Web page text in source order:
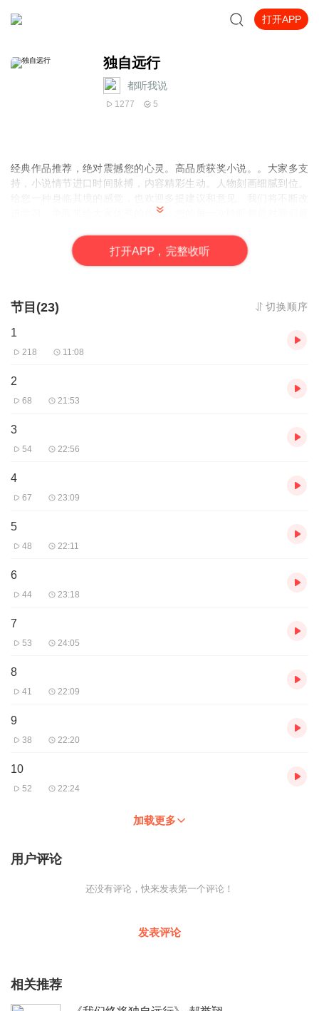
打开APP
独自远行
都听我说
1277 5
经典作品推荐，绝对震撼您的心灵。高品质获奖小说。。大家多支
持，小说情节进口时间脉搏，内容精彩生动。人物刻画细腻到位。
进学习，争取带给大家优秀的作品。您的每一次聆听都是对我们最
打开APP，完整收听
节目(23) 切换顺序
1
218 11:08
2
68 21:53
3
54 22:56
4
67 23:09
5
48 22:11
6
44 23:18
7
53 24:05
8
41 22:09
9
38 22:20
10
52 22:24
加载更多
用户评论
还没有评论，快来发表第一个评论！
发表评论
相关推荐